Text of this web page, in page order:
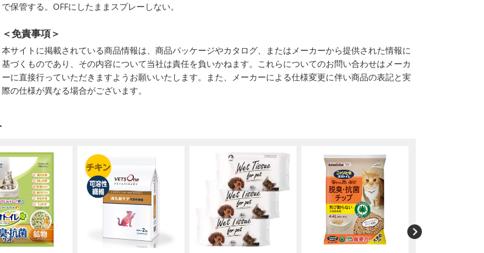
で保管する。OFFにしたままスプレーしない。
＜免責事項＞
本サイトに掲載されている商品情報は、商品パッケージやカタログ、またはメーカーから提供された情報に
基づくものであり、その内容について当社は責任を負いかねます。これらについてのお問い合わせはメーカ
ーに直接行っていただきますようお願いいたします。また、メーカーによる仕様変更に伴い商品の表記と実
際の仕様が異なる場合がございます。